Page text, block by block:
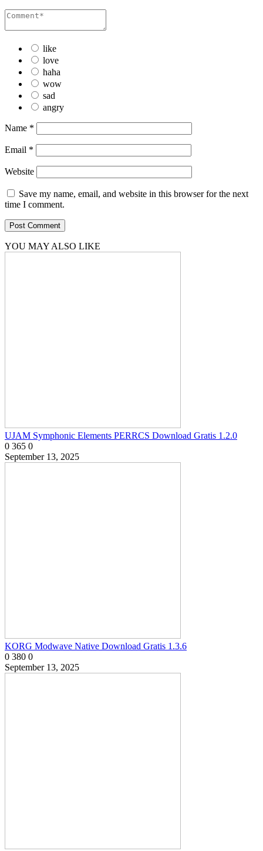
like
love
haha
wow
sad
angry
Name *
Email *
Website
Save my name, email, and website in this browser for the next
time I comment.
YOU MAY ALSO LIKE
UJAM Symphonic Elements PERRCS Download Gratis 1.2.0
0 365 0
September 13, 2025
KORG Modwave Native Download Gratis 1.3.6
0 380 0
September 13, 2025